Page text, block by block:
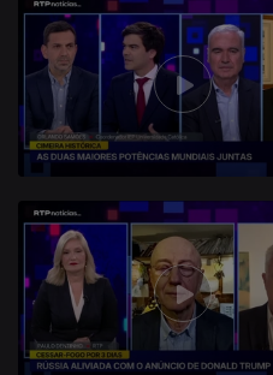
926348